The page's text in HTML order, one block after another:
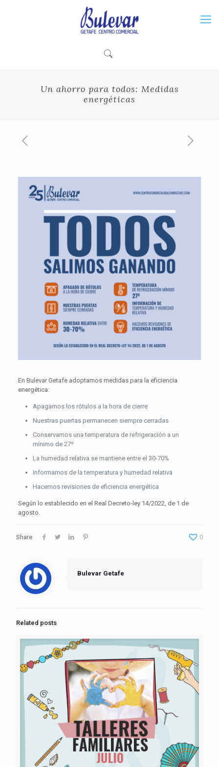
Un ahorro para todos: Medidas
energéticas
En Bulevar Getafe adoptamos medidas para la eficiencia
energética:
Apagamos los rótulos a la hora de cierre
Nuestras puertas permanecen siempre cerradas
Conservamos una temperatura de refrigeración a un
mínimo de 27º
La humedad relativa se mantiene entre el 30-70%
Informamos de la temperatura y humedad relativa
Hacemos revisiones de eficiencia energética
Según lo establecido en el Real Decreto-ley 14/2022, de 1 de
agosto.
Share 0
Bulevar Getafe
Related posts